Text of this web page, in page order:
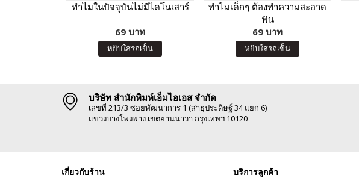
ทำไมในปัจจุบันไม่มีไดโนเสาร์
69 บาท
หยิบใส่รถเข็น
ทำไมเด็กๆ ต้องทำความสะอาด
ฟัน
69 บาท
หยิบใส่รถเข็น
บริษัท สำนักพิมพ์เอ็มไอเอส จำกัด
เลขที่ 213/3 ซอยพัฒนาการ 1 (สาธุประดิษฐ์ 34 แยก 6)
แขวงบางโพงพาง เขตยานนาวา กรุงเทพฯ 10120
เกี่ยวกับร้าน บริการลูกค้า